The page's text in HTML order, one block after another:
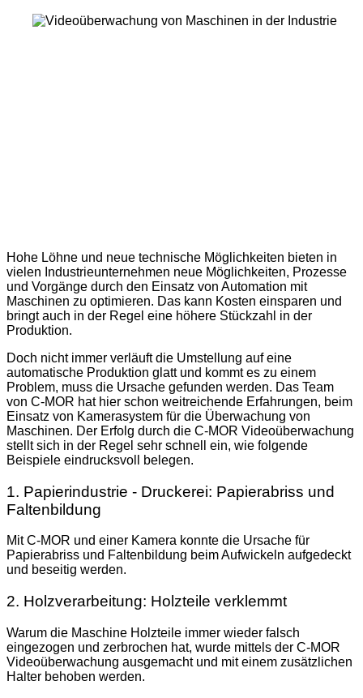
Hohe Löhne und neue technische Möglichkeiten bieten in
vielen Industrieunternehmen neue Möglichkeiten, Prozesse
und Vorgänge durch den Einsatz von Automation mit
Maschinen zu optimieren. Das kann Kosten einsparen und
bringt auch in der Regel eine höhere Stückzahl in der
Produktion.
Doch nicht immer verläuft die Umstellung auf eine
automatische Produktion glatt und kommt es zu einem
Problem, muss die Ursache gefunden werden. Das Team
von C-MOR hat hier schon weitreichende Erfahrungen, beim
Einsatz von Kamerasystem für die Überwachung von
Maschinen. Der Erfolg durch die C-MOR Videoüberwachung
stellt sich in der Regel sehr schnell ein, wie folgende
Beispiele eindrucksvoll belegen.
1. Papierindustrie - Druckerei: Papierabriss und
Faltenbildung
Mit C-MOR und einer Kamera konnte die Ursache für
Papierabriss und Faltenbildung beim Aufwickeln aufgedeckt
und beseitig werden.
2. Holzverarbeitung: Holzteile verklemmt
Warum die Maschine Holzteile immer wieder falsch
eingezogen und zerbrochen hat, wurde mittels der C-MOR
Videoüberwachung ausgemacht und mit einem zusätzlichen
Halter behoben werden.